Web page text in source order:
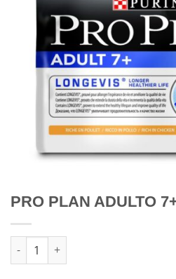
PRO PLAN ADULTO
Quantidade de PRO PLAN ADULTO